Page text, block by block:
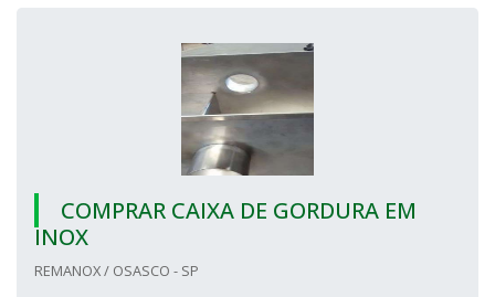
COMPRAR CAIXA DE GORDURA EM
INOX
REMANOX / OSASCO - SP